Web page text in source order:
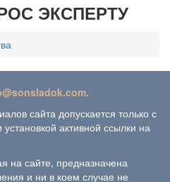
ЭКСПЕРТУ
.
сайта допускается только с
активной ссылки на
на сайте, предназначена
и ни в коем случае не